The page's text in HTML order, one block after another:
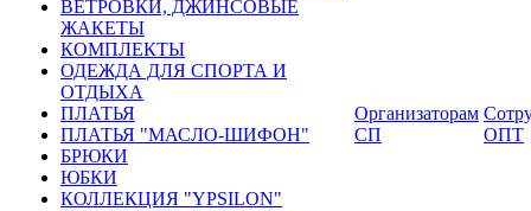
ВЕТРОВКИ, ДЖИНСОВЫЕ
ЖАКЕТЫ
КОМПЛЕКТЫ
ОДЕЖДА ДЛЯ СПОРТА И
ОТДЫХА
ПЛАТЬЯ
ПЛАТЬЯ "МАСЛО-ШИФОН"
БРЮКИ
ЮБКИ
КОЛЛЕКЦИЯ "YPSILON"
Организаторам
СП
ОПТ